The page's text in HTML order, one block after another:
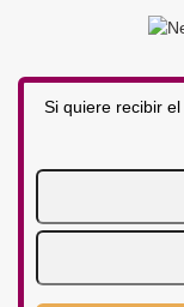
Si quiere recibir el